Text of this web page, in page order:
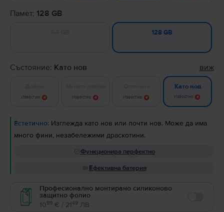
Памет: 128 GB
128 GB
Състояние: Като нов виж
Известие Известие Известие
Като нов
Известие
Естетично: Изглежда като нов или почти нов. Може да има
много фини, незабележими драскотини.
Функционира перфектно
Ефективна батерия
Професионално монтирано силиконово
защитно фолио
1099 € / 2149 ЛВ